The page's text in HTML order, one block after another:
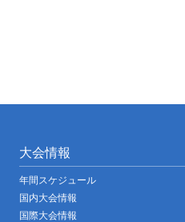
大会情報
年間スケジュール
国内大会情報
国際大会情報